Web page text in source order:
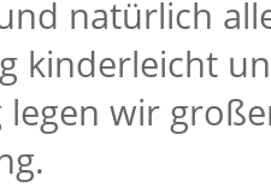
natürlich
kinderleicht
legen wir